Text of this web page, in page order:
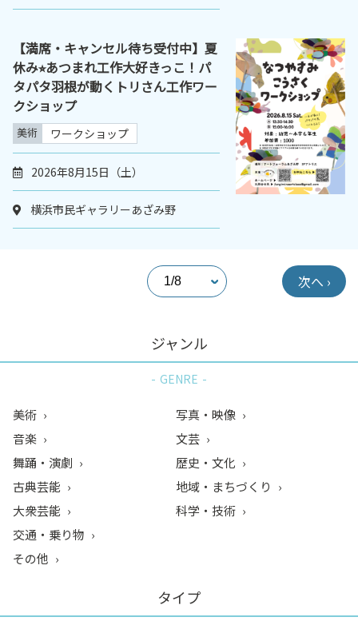
【満席・キャンセル待ち受付中】夏
休み⭐︎あつまれ工作大好きっこ！パ
タパタ羽根が動くトリさん工作ワー
クショップ
美術 ワークショップ
2026年8月15日（土）
横浜市民ギャラリーあざみ野
次へ ›
ジャンル
GENRE
美術
音楽
舞踊・演劇
古典芸能
大衆芸能
写真・映像
文芸
歴史・文化
地域・まちづくり
科学・技術
交通・乗り物
その他
タイプ